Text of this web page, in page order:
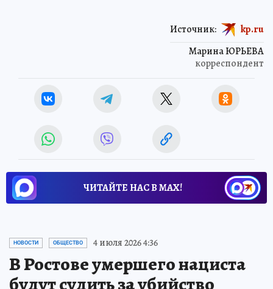
Марина ЮРЬЕВА
корреспондент
Источник: kp.ru
ЧИТАЙТЕ НАС В МАХ!
НОВОСТИ ОБЩЕСТВО 4 июля 2026 4:36
В Ростове умершего нациста